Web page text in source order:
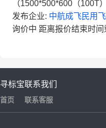
（1500*500*600（100T
发布企业: 中航成飞民用
询价中 距离报价结束时间
寻标宝
首页
联系我们
联系客服